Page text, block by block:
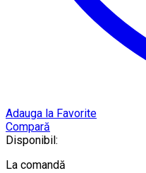
Adauga la Favorite
Compară
Disponibil:
La comandă